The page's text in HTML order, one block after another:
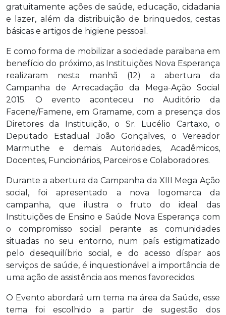
gratuitamente ações de saúde, educação, cidadania
e lazer, além da distribuição de brinquedos, cestas
básicas e artigos de higiene pessoal.
E como forma de mobilizar a sociedade paraibana em
benefício do próximo, as Instituições Nova Esperança
realizaram nesta manhã (12) a abertura da
Campanha de Arrecadação da Mega-Ação Social
2015. O evento aconteceu no Auditório da
Facene/Famene, em Gramame, com a presença dos
Diretores da Instituição, o Sr. Lucélio Cartaxo, o
Deputado Estadual João Gonçalves, o Vereador
Marmuthe e demais Autoridades, Acadêmicos,
Docentes, Funcionários, Parceiros e Colaboradores.
Durante a abertura da Campanha da XIII Mega Ação
social, foi apresentado a nova logomarca da
campanha, que ilustra o fruto do ideal das
Instituições de Ensino e Saúde Nova Esperança com
o compromisso social perante as comunidades
situadas no seu entorno, num país estigmatizado
pelo desequilíbrio social, e do acesso díspar aos
serviços de saúde, é inquestionável a importância de
uma ação de assistência aos menos favorecidos.
O Evento abordará um tema na área da Saúde, esse
tema foi escolhido a partir de sugestão dos